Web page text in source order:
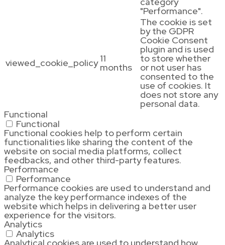
"Performance".
viewed_cookie_policy 11
months
The cookie is set
by the GDPR
Cookie Consent
plugin and is used
to store whether
or not user has
consented to the
use of cookies. It
does not store any
personal data.
Functional
Functional
Functional cookies help to perform certain
functionalities like sharing the content of the
website on social media platforms, collect
feedbacks, and other third-party features.
Performance
Performance
Performance cookies are used to understand and
analyze the key performance indexes of the
website which helps in delivering a better user
experience for the visitors.
Analytics
Analytics
Analytical cookies are used to understand how